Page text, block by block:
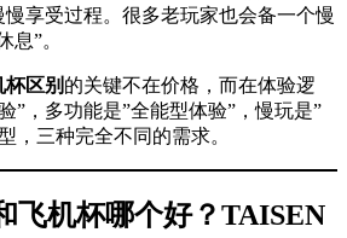
慢享受过程。很多老玩家也会备一个慢
息”。
区别 的关键不在价格，而在体验逻
”，多功能是”全能型体验”，慢玩是”
，三种完全不同的需求。
飞机杯哪个好？TAISEN